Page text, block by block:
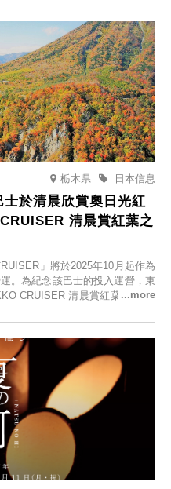
樂趣。
栃木県 日本信息
於清晨欣賞奧日光紅
清晨賞紅葉之
」將於2025年10月起作為
。為紀念該巴士的投入運營，東
CRUISER 清晨賞紅葉之旅”，